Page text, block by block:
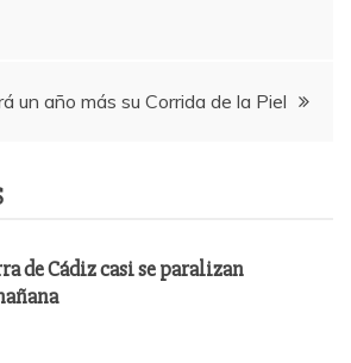
un año más su Corrida de la Piel
de Cádiz casi se paralizan